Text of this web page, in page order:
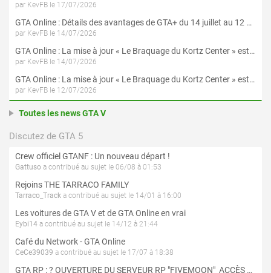
par KevFB le 17/07/2026
GTA Online : Détails des avantages de GTA+ du 14 juillet au 12 août
par KevFB le 14/07/2026
GTA Online : La mise à jour « Le Braquage du Kortz Center » est maintenant disponible
par KevFB le 14/07/2026
GTA Online : La mise à jour « Le Braquage du Kortz Center » est disponible en préchargement sur PS5 et Xbox Series X|S
par KevFB le 12/07/2026
Toutes les news GTA V
Discutez de GTA 5
Crew officiel GTANF : Un nouveau départ !
Gattuso a contribué au sujet le 06/08 à 01:53
Rejoins THE TARRACO FAMILY
Tarraco_Track a contribué au sujet le 14/01 à 16:00
Les voitures de GTA V et de GTA Online en vrai
Eybi14 a contribué au sujet le 14/12 à 21:44
Café du Network - GTA Online
CeCe39039 a contribué au sujet le 17/07 à 18:38
GTA RP : ? OUVERTURE DU SERVEUR RP "FIVEMOON"  ACCÈS LIBRE ?